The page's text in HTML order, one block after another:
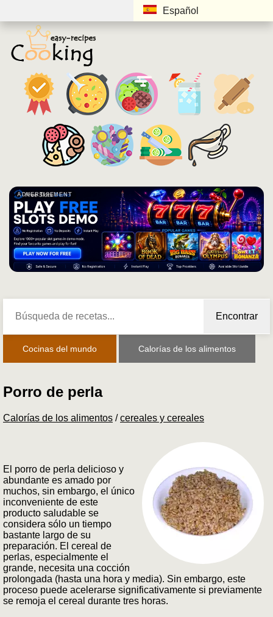
Español
ADVERTISEMENT
Encontrar
Cocinas del mundo Calorías de los alimentos
Porro de perla
Calorías de los alimentos /cereales y cereales
El porro de perla delicioso y
abundante es amado por
muchos, sin embargo, el único
inconveniente de este
producto saludable se
considera sólo un tiempo
bastante largo de su
preparación. El cereal de
perlas, especialmente el
grande, necesita una cocción
prolongada (hasta una hora y media). Sin embargo, este
proceso puede acelerarse significativamente si previamente
se remoja el cereal durante tres horas.